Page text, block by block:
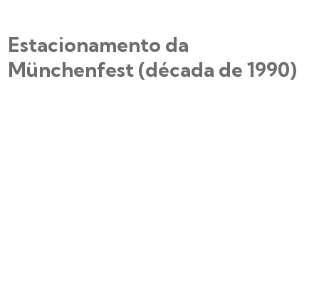
Estacionamento da
Münchenfest (década de 1990)